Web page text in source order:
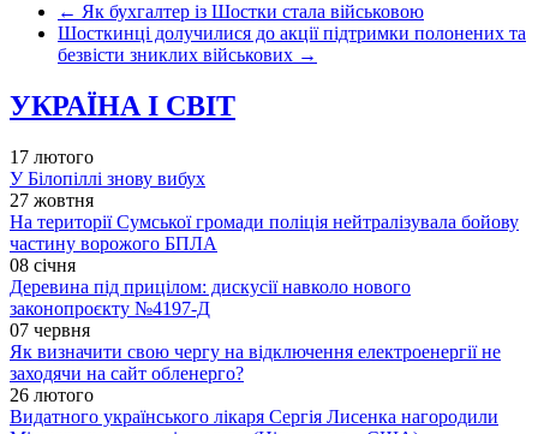
← Як бухгалтер із Шостки стала військовою
Шосткинці долучилися до акції підтримки полонених та
безвісти зниклих військових →
УКРАЇНА І СВІТ
17 лютого
У Білопіллі знову вибух
27 жовтня
На території Сумської громади поліція нейтралізувала бойову
частину ворожого БПЛА
08 січня
Деревина під прицілом: дискусії навколо нового
законопроєкту №4197-Д
07 червня
Як визначити свою чергу на відключення електроенергії не
заходячи на сайт обленерго?
26 лютого
Видатного українського лікаря Сергія Лисенка нагородили